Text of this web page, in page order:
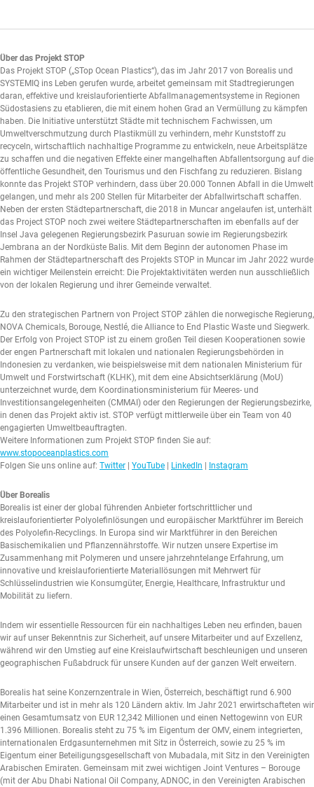
Über das Projekt STOP
Das Projekt STOP („STop Ocean Plastics“), das im Jahr 2017 von Borealis und
SYSTEMIQ ins Leben gerufen wurde, arbeitet gemeinsam mit Stadtregierungen
daran, effektive und kreislauforientierte Abfallmanagementsysteme in Regionen
Südostasiens zu etablieren, die mit einem hohen Grad an Vermüllung zu kämpfen
haben. Die Initiative unterstützt Städte mit technischem Fachwissen, um
Umweltverschmutzung durch Plastikmüll zu verhindern, mehr Kunststoff zu
recyceln, wirtschaftlich nachhaltige Programme zu entwickeln, neue Arbeitsplätze
zu schaffen und die negativen Effekte einer mangelhaften Abfallentsorgung auf die
öffentliche Gesundheit, den Tourismus und den Fischfang zu reduzieren. Bislang
konnte das Projekt STOP verhindern, dass über 20.000 Tonnen Abfall in die Umwelt
gelangen, und mehr als 200 Stellen für Mitarbeiter der Abfallwirtschaft schaffen.
Neben der ersten Städtepartnerschaft, die 2018 in Muncar angelaufen ist, unterhält
das Project STOP noch zwei weitere Städtepartnerschaften im ebenfalls auf der
Insel Java gelegenen Regierungsbezirk Pasuruan sowie im Regierungsbezirk
Jembrana an der Nordküste Balis. Mit dem Beginn der autonomen Phase im
Rahmen der Städtepartnerschaft des Projekts STOP in Muncar im Jahr 2022 wurde
ein wichtiger Meilenstein erreicht: Die Projektaktivitäten werden nun ausschließlich
von der lokalen Regierung und ihrer Gemeinde verwaltet.
Zu den strategischen Partnern von Project STOP zählen die norwegische Regierung,
NOVA Chemicals, Borouge, Nestlé, die Alliance to End Plastic Waste und Siegwerk.
Der Erfolg von Project STOP ist zu einem großen Teil diesen Kooperationen sowie
der engen Partnerschaft mit lokalen und nationalen Regierungsbehörden in
Indonesien zu verdanken, wie beispielsweise mit dem nationalen Ministerium für
Umwelt und Forstwirtschaft (KLHK), mit dem eine Absichtserklärung (MoU)
unterzeichnet wurde, dem Koordinationsministerium für Meeres- und
Investitionsangelegenheiten (CMMAI) oder den Regierungen der Regierungsbezirke,
in denen das Projekt aktiv ist. STOP verfügt mittlerweile über ein Team von 40
engagierten Umweltbeauftragten.
Weitere Informationen zum Projekt STOP finden Sie auf:
www.stopoceanplastics.com
Folgen Sie uns online auf: Twitter | YouTube | LinkedIn | Instagram
Über Borealis
Borealis ist einer der global führenden Anbieter fortschrittlicher und
kreislauforientierter Polyolefinlösungen und europäischer Marktführer im Bereich
des Polyolefin-Recyclings. In Europa sind wir Marktführer in den Bereichen
Basischemikalien und Pflanzennährstoffe. Wir nutzen unsere Expertise im
Zusammenhang mit Polymeren und unsere jahrzehntelange Erfahrung, um
innovative und kreislauforientierte Materiallösungen mit Mehrwert für
Schlüsselindustrien wie Konsumgüter, Energie, Healthcare, Infrastruktur und
Mobilität zu liefern.
Indem wir essentielle Ressourcen für ein nachhaltiges Leben neu erfinden, bauen
wir auf unser Bekenntnis zur Sicherheit, auf unsere Mitarbeiter und auf Exzellenz,
während wir den Umstieg auf eine Kreislaufwirtschaft beschleunigen und unseren
geographischen Fußabdruck für unsere Kunden auf der ganzen Welt erweitern.
Borealis hat seine Konzernzentrale in Wien, Österreich, beschäftigt rund 6.900
Mitarbeiter und ist in mehr als 120 Ländern aktiv. Im Jahr 2021 erwirtschafteten wir
einen Gesamtumsatz von EUR 12,342 Millionen und einen Nettogewinn von EUR
1.396 Millionen. Borealis steht zu 75 % im Eigentum der OMV, einem integrierten,
internationalen Erdgasunternehmen mit Sitz in Österreich, sowie zu 25 % im
Eigentum einer Beteiligungsgesellschaft von Mubadala, mit Sitz in den Vereinigten
Arabischen Emiraten. Gemeinsam mit zwei wichtigen Joint Ventures – Borouge
(mit der Abu Dhabi National Oil Company, ADNOC, in den Vereinigten Arabischen